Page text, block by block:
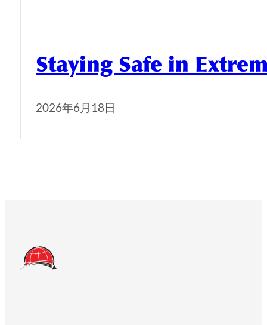
Staying Safe in
2026年6月18日